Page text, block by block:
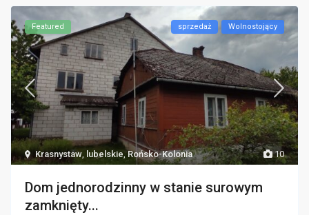
10
Krasnystaw, lubelskie, Rońsko-Kolonia
Featured sprzedaż Wolnostojący
Dom jednorodzinny w stanie surowym
zamknięty...